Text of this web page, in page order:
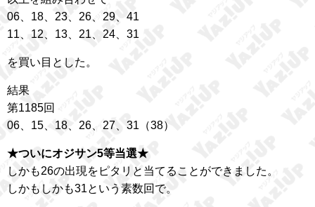
06、18、23、26、29、41
11、12、13、21、24、31
を買い目とした。
結果
第1185回
06、15、18、26、27、31（38）
★ついにオジサン5等当選★
しかも26の出現をピタリと当てることができました。
しかもしかも31という素数回で。